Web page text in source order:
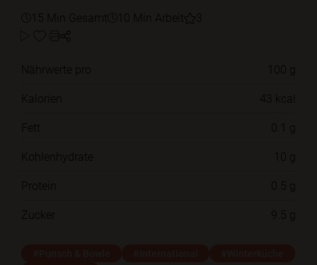
15 Min Gesamt 10 Min Arbeit 3
Nährwerte pro
100 g
Kalorien
43 kcal
Fett
0.1 g
Kohlenhydrate
10 g
Protein
0.5 g
Zucker
9.5 g